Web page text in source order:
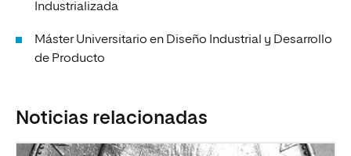
Industrializada
Máster Universitario en Diseño Industrial y Desarrollo
de Producto
Noticias relacionadas